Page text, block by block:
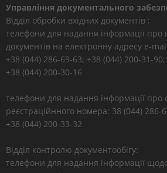
Управління документального
Відділ обробки вхідних документів :
телефони для надання інформації про
документів на електронну адресу e-
+38 (044) 286-69-63; +38 (044) 200-31-90;
+38 (044) 200-30-16
телефони для надання інформації про
реєстраційнного номера: 38 (044) 286-
+38 (044) 200-33-32
Відділ контролю документообігу:
телефони для надання інформації